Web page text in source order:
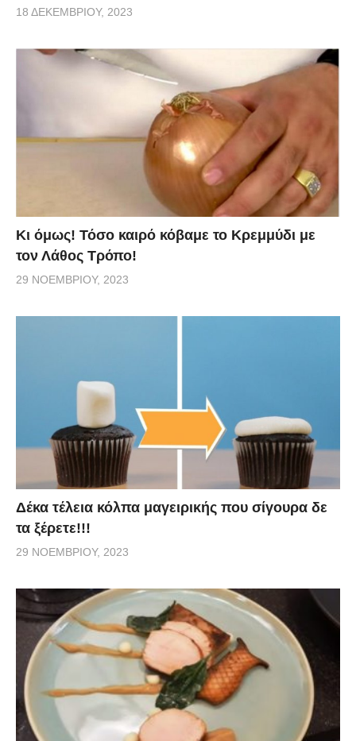
18 ΔΕΚΕΜΒΡΊΟΥ, 2023
Κι όμως! Τόσο καιρό κόβαμε το Κρεμμύδι με
τον Λάθος Τρόπο!
29 ΝΟΕΜΒΡΊΟΥ, 2023
Δέκα τέλεια κόλπα μαγειρικής που σίγουρα δε
τα ξέρετε!!!
29 ΝΟΕΜΒΡΊΟΥ, 2023